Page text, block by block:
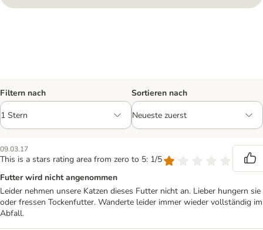
Filtern nach Sortieren nach
09.03.17
This is a stars rating area from zero to 5: 1/5
Futter wird nicht angenommen
Leider nehmen unsere Katzen dieses Futter nicht an. Lieber hungern sie
oder fressen Tockenfutter. Wanderte leider immer wieder vollständig im
Abfall.